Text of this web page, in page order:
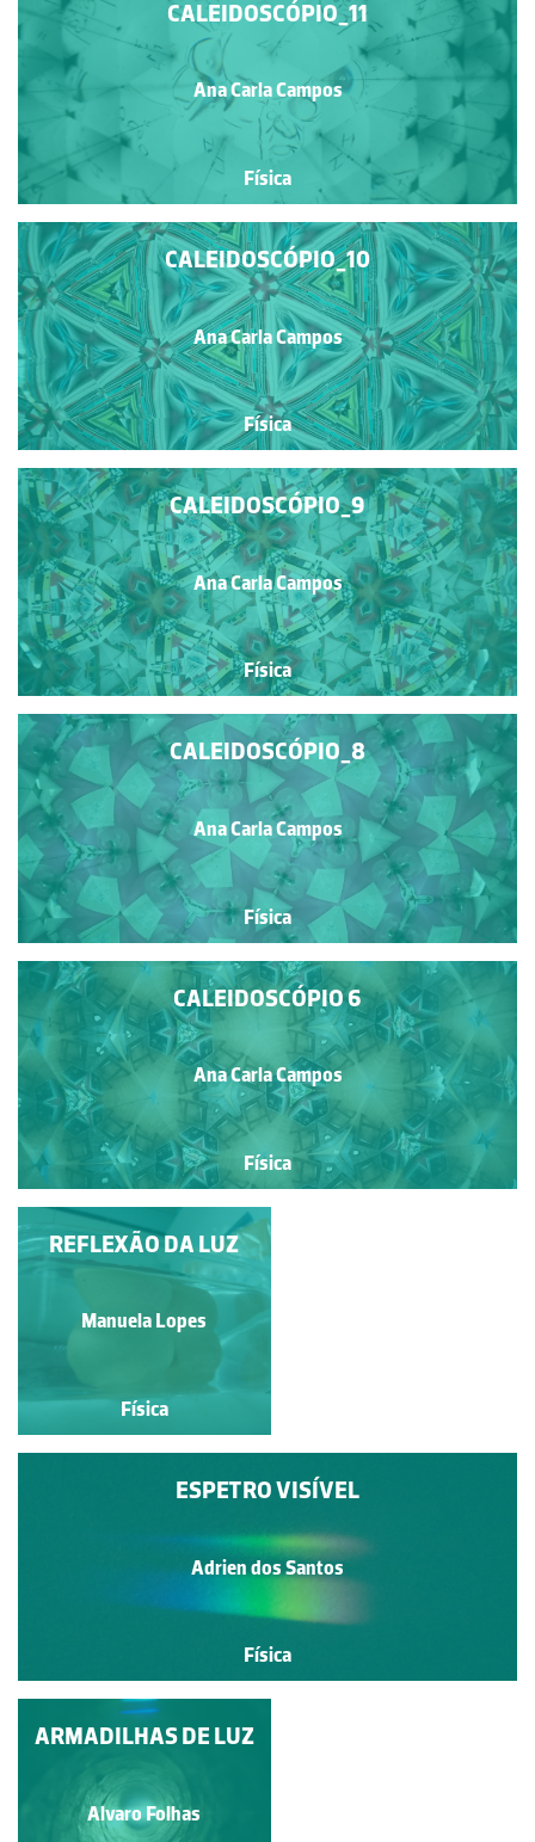
CALEIDOSCÓPIO_11
Ana Carla Campos
Física
CALEIDOSCÓPIO_10
Ana Carla Campos
Física
CALEIDOSCÓPIO_9
Ana Carla Campos
Física
CALEIDOSCÓPIO_8
Ana Carla Campos
Física
CALEIDOSCÓPIO 6
Ana Carla Campos
Física
CALEIDOSCÓPIO_5
Ana Carla Campos
Física
REFLEXÃO DA LUZ
Manuela Lopes
Física
ESPETRO VISÍVEL
Adrien dos Santos
Física
REFRAÇÃO E
VISÍVEL
Adrien dos Santos
ARMADILHAS DE LUZ
Alvaro Folhas